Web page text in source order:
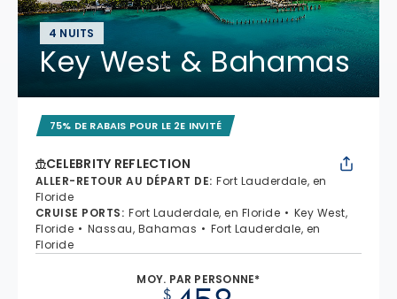
4 NUITS
Key West & Bahamas
75% DE RABAIS POUR LE 2E INVITÉ
CELEBRITY REFLECTION
ALLER-RETOUR AU DÉPART DE: Fort Lauderdale, en
Floride
CRUISE PORTS: Fort Lauderdale, en Floride
Key West,
Floride
Nassau, Bahamas
Fort Lauderdale, en
Floride
MOY. PAR PERSONNE*
$